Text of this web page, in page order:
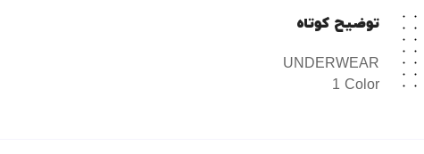
توضیح کوتاه
UNDERWEAR
1 Color